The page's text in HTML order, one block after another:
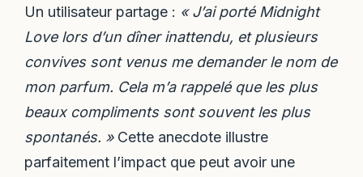
Un utilisateur partage : « J’ai porté Midnight
Love lors d’un dîner inattendu, et plusieurs
convives sont venus me demander le nom de
mon parfum. Cela m’a rappelé que les plus
beaux compliments sont souvent les plus
spontanés. »Cette anecdote illustre
parfaitement l’impact que peut avoir une